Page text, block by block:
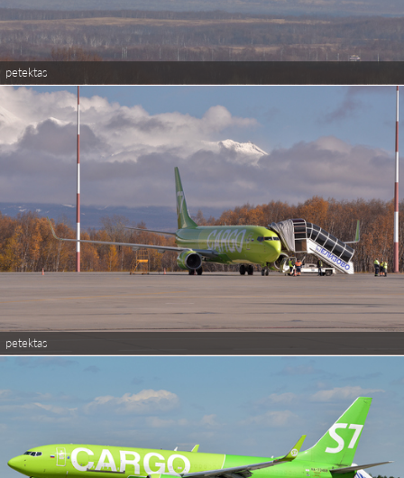
petektas
petektas